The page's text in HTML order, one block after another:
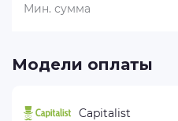
Мин. сумма
Модели оплаты
Capitalist